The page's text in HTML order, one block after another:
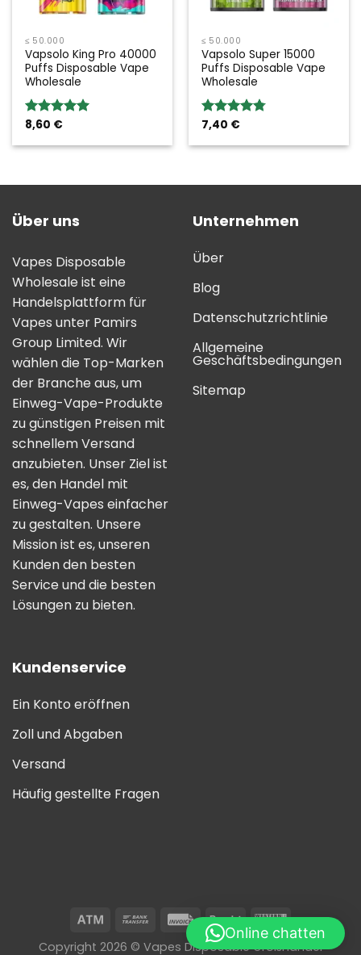
≤ 50.000
Vapsolo King Pro 40000
Puffs Disposable Vape
Wholesale
Bewertung:
8,60 €
≤ 50.000
Vapsolo Super 15000
Puffs Disposable Vape
Wholesale
Bewertung:
7,40 €
Über uns
Vapes Disposable
Wholesale ist eine
Handelsplattform für
Vapes unter Pamirs
Group Limited. Wir
wählen die Top-Marken
der Branche aus, um
Einweg-Vape-Produkte
zu günstigen Preisen mit
schnellem Versand
anzubieten. Unser Ziel ist
es, den Handel mit
Einweg-Vapes einfacher
zu gestalten. Unsere
Mission ist es, unseren
Kunden den besten
Service und die besten
Lösungen zu bieten.
Unternehmen
Über
Blog
Datenschutzrichtlinie
Allgemeine
Geschäftsbedingungen
Sitemap
Kundenservice
Ein Konto eröffnen
Zoll und Abgaben
Versand
Häufig gestellte Fragen
Copyright 2026 © Vapes Disposable Großhandel
Online chatten